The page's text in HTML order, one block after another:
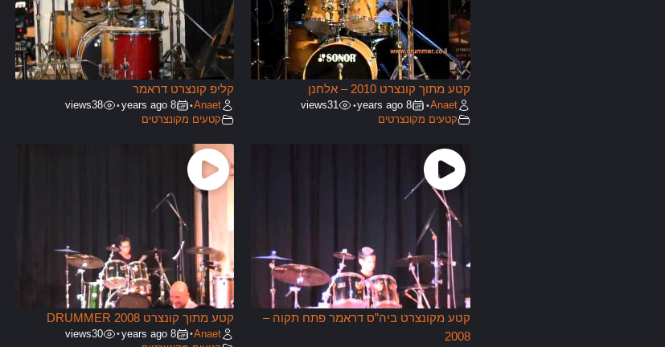
קטע מתוך קונצרט 2010 – אלחנן
Anaet
•
8 years ago
•
31
views
קטעים מקונצרטים
קליפ קונצרט דראמר
Anaet
•
8 years ago
•
38
views
קטעים מקונצרטים
קטע מקונצרט ביה”ס דראמר פתח תקוה –
2008
קטע מתוך קונצרט DRUMMER 2008
Anaet
•
8 years ago
•
30
views